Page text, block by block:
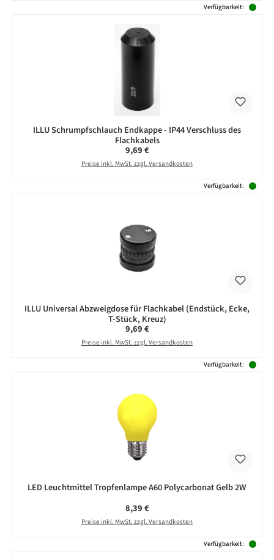
Verfügbarkeit:
ILLU Schrumpfschlauch Endkappe - IP44 Verschluss des
Flachkabels
Regulärer Preis:
9,69 €
Preise inkl. MwSt. zzgl. Versandkosten
Verfügbarkeit:
ILLU Universal Abzweigdose für Flachkabel (Endstück, Ecke,
T-Stück, Kreuz)
Regulärer Preis:
9,69 €
Preise inkl. MwSt. zzgl. Versandkosten
Verfügbarkeit:
LED Leuchtmittel Tropfenlampe A60 Polycarbonat Gelb 2W
Regulärer Preis:
8,39 €
Preise inkl. MwSt. zzgl. Versandkosten
Verfügbarkeit: